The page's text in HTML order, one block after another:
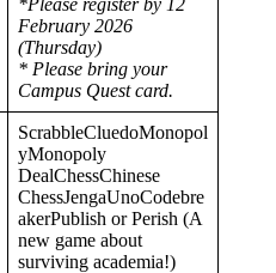
February 2026
(Thursday)
* Please bring your
Campus Quest card.
ScrabbleCluedoMonopol
yMonopoly
DealChessChinese
ChessJengaUnoCodebre
akerPublish or Perish (A
new game about
surviving academia!)